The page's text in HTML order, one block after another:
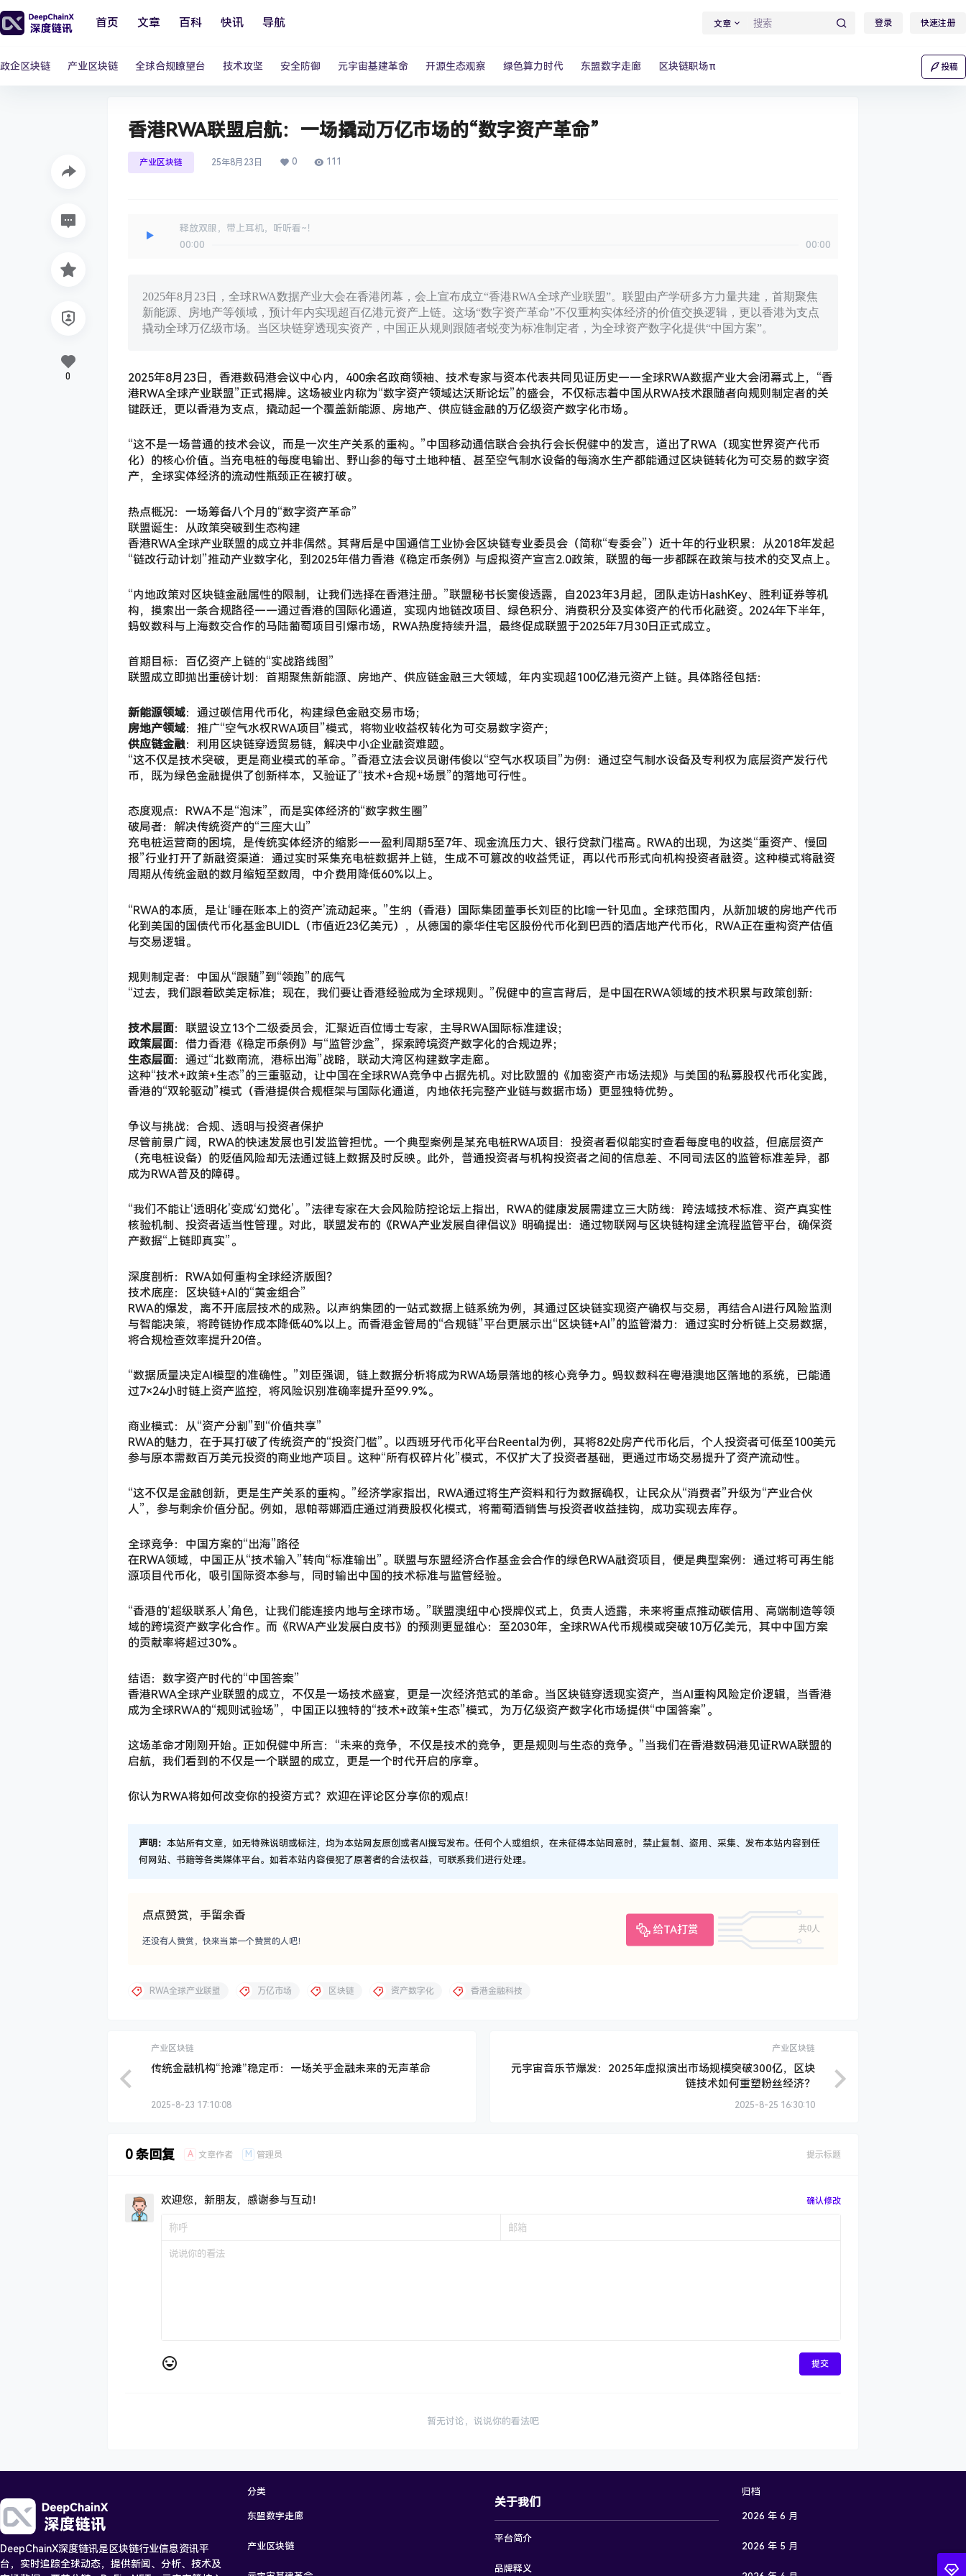
首页 文章 百科 快讯 导航 文章 登录 快速注册
政企区块链 产业区块链 全球合规瞭望台 技术攻坚 安全防御 元宇宙基建革命 开源生态观察 绿色算力时代 东盟数字走廊 区块链职场π 投稿
香港RWA联盟启航：一场撬动万亿市场的“数字资产革命”
产业区块链 25年8月23日 0 111
释放双眼，带上耳机，听听看~！
00:00
00:00
2025年8月23日，全球RWA数据产业大会在香港闭幕，会上宣布成立“香港RWA全球产业联盟”。联盟由产学研多方力量共建，首期聚焦
新能源、房地产等领域，预计年内实现超百亿港元资产上链。这场“数字资产革命”不仅重构实体经济的价值交换逻辑，更以香港为支点
撬动全球万亿级市场。当区块链穿透现实资产，中国正从规则跟随者蜕变为标准制定者，为全球资产数字化提供“中国方案”。
2025年8月23日，香港数码港会议中心内，400余名政商领袖、技术专家与资本代表共同见证历史——全球RWA数据产业大会闭幕式上，“香
港RWA全球产业联盟”正式揭牌。这场被业内称为“数字资产领域达沃斯论坛”的盛会，不仅标志着中国从RWA技术跟随者向规则制定者的关
键跃迁，更以香港为支点，撬动起一个覆盖新能源、房地产、供应链金融的万亿级资产数字化市场。
“这不是一场普通的技术会议，而是一次生产关系的重构。”中国移动通信联合会执行会长倪健中的发言，道出了RWA（现实世界资产代币
化）的核心价值。当充电桩的每度电输出、野山参的每寸土地种植、甚至空气制水设备的每滴水生产都能通过区块链转化为可交易的数字资
产，全球实体经济的流动性瓶颈正在被打破。
热点概况：一场筹备八个月的“数字资产革命”
联盟诞生：从政策突破到生态构建
香港RWA全球产业联盟的成立并非偶然。其背后是中国通信工业协会区块链专业委员会（简称“专委会”）近十年的行业积累：从2018年发起
“链改行动计划”推动产业数字化，到2025年借力香港《稳定币条例》与虚拟资产宣言2.0政策，联盟的每一步都踩在政策与技术的交叉点上。
“内地政策对区块链金融属性的限制，让我们选择在香港注册。”联盟秘书长窦俊透露，自2023年3月起，团队走访HashKey、胜利证券等机
构，摸索出一条合规路径——通过香港的国际化通道，实现内地链改项目、绿色积分、消费积分及实体资产的代币化融资。2024年下半年，
蚂蚁数科与上海数交合作的马陆葡萄项目引爆市场，RWA热度持续升温，最终促成联盟于2025年7月30日正式成立。
首期目标：百亿资产上链的“实战路线图”
联盟成立即抛出重磅计划：首期聚焦新能源、房地产、供应链金融三大领域，年内实现超100亿港元资产上链。具体路径包括：
新能源领域：通过碳信用代币化，构建绿色金融交易市场；
房地产领域：推广“空气水权RWA项目”模式，将物业收益权转化为可交易数字资产；
供应链金融：利用区块链穿透贸易链，解决中小企业融资难题。
“这不仅是技术突破，更是商业模式的革命。”香港立法会议员谢伟俊以“空气水权项目”为例：通过空气制水设备及专利权为底层资产发行代
币，既为绿色金融提供了创新样本，又验证了“技术+合规+场景”的落地可行性。
态度观点：RWA不是“泡沫”，而是实体经济的“数字救生圈”
破局者：解决传统资产的“三座大山”
充电桩运营商的困境，是传统实体经济的缩影——盈利周期5至7年、现金流压力大、银行贷款门槛高。RWA的出现，为这类“重资产、慢回
报”行业打开了新融资渠道：通过实时采集充电桩数据并上链，生成不可篡改的收益凭证，再以代币形式向机构投资者融资。这种模式将融资
周期从传统金融的数月缩短至数周，中介费用降低60%以上。
“RWA的本质，是让‘睡在账本上的资产’流动起来。”生纳（香港）国际集团董事长刘臣的比喻一针见血。全球范围内，从新加坡的房地产代币
化到美国的国债代币化基金BUIDL（市值近23亿美元），从德国的豪华住宅区股份代币化到巴西的酒店地产代币化，RWA正在重构资产估值
与交易逻辑。
规则制定者：中国从“跟随”到“领跑”的底气
“过去，我们跟着欧美定标准；现在，我们要让香港经验成为全球规则。”倪健中的宣言背后，是中国在RWA领域的技术积累与政策创新：
技术层面：联盟设立13个二级委员会，汇聚近百位博士专家，主导RWA国际标准建设；
政策层面：借力香港《稳定币条例》与“监管沙盒”，探索跨境资产数字化的合规边界；
生态层面：通过“北数南流，港标出海”战略，联动大湾区构建数字走廊。
这种“技术+政策+生态”的三重驱动，让中国在全球RWA竞争中占据先机。对比欧盟的《加密资产市场法规》与美国的私募股权代币化实践，
香港的“双轮驱动”模式（香港提供合规框架与国际化通道，内地依托完整产业链与数据市场）更显独特优势。
争议与挑战：合规、透明与投资者保护
尽管前景广阔，RWA的快速发展也引发监管担忧。一个典型案例是某充电桩RWA项目：投资者看似能实时查看每度电的收益，但底层资产
（充电桩设备）的贬值风险却无法通过链上数据及时反映。此外，普通投资者与机构投资者之间的信息差、不同司法区的监管标准差异，都
成为RWA普及的障碍。
“我们不能让‘透明化’变成‘幻觉化’。”法律专家在大会风险防控论坛上指出，RWA的健康发展需建立三大防线：跨法域技术标准、资产真实性
核验机制、投资者适当性管理。对此，联盟发布的《RWA产业发展自律倡议》明确提出：通过物联网与区块链构建全流程监管平台，确保资
产数据“上链即真实”。
深度剖析：RWA如何重构全球经济版图？
技术底座：区块链+AI的“黄金组合”
RWA的爆发，离不开底层技术的成熟。以声纳集团的一站式数据上链系统为例，其通过区块链实现资产确权与交易，再结合AI进行风险监测
与智能决策，将跨链协作成本降低40%以上。而香港金管局的“合规链”平台更展示出“区块链+AI”的监管潜力：通过实时分析链上交易数据，
将合规检查效率提升20倍。
“数据质量决定AI模型的准确性。”刘臣强调，链上数据分析将成为RWA场景落地的核心竞争力。蚂蚁数科在粤港澳地区落地的系统，已能通
过7×24小时链上资产监控，将风险识别准确率提升至99.9%。
商业模式：从“资产分割”到“价值共享”
RWA的魅力，在于其打破了传统资产的“投资门槛”。以西班牙代币化平台Reental为例，其将82处房产代币化后，个人投资者可低至100美元
参与原本需数百万美元投资的商业地产项目。这种“所有权碎片化”模式，不仅扩大了投资者基础，更通过市场交易提升了资产流动性。
“这不仅是金融创新，更是生产关系的重构。”经济学家指出，RWA通过将生产资料和行为数据确权，让民众从“消费者”升级为“产业合伙
人”，参与剩余价值分配。例如，思帕蒂娜酒庄通过消费股权化模式，将葡萄酒销售与投资者收益挂钩，成功实现去库存。
全球竞争：中国方案的“出海”路径
在RWA领域，中国正从“技术输入”转向“标准输出”。联盟与东盟经济合作基金会合作的绿色RWA融资项目，便是典型案例：通过将可再生能
源项目代币化，吸引国际资本参与，同时输出中国的技术标准与监管经验。
“香港的‘超级联系人’角色，让我们能连接内地与全球市场。”联盟澳纽中心授牌仪式上，负责人透露，未来将重点推动碳信用、高端制造等领
域的跨境资产数字化合作。而《RWA产业发展白皮书》的预测更显雄心：至2030年，全球RWA代币规模或突破10万亿美元，其中中国方案
的贡献率将超过30%。
结语：数字资产时代的“中国答案”
香港RWA全球产业联盟的成立，不仅是一场技术盛宴，更是一次经济范式的革命。当区块链穿透现实资产，当AI重构风险定价逻辑，当香港
成为全球RWA的“规则试验场”，中国正以独特的“技术+政策+生态”模式，为万亿级资产数字化市场提供“中国答案”。
这场革命才刚刚开始。正如倪健中所言：“未来的竞争，不仅是技术的竞争，更是规则与生态的竞争。”当我们在香港数码港见证RWA联盟的
启航，我们看到的不仅是一个联盟的成立，更是一个时代开启的序章。
你认为RWA将如何改变你的投资方式？欢迎在评论区分享你的观点！
声明： 本站所有文章，如无特殊说明或标注，均为本站网友原创或者AI撰写发布。任何个人或组织，在未征得本站同意时，禁止复制、盗用、采集、发布本站内容到任
何网站、书籍等各类媒体平台。如若本站内容侵犯了原著者的合法权益，可联系我们进行处理。
点点赞赏，手留余香
给TA打赏
共0人
还没有人赞赏，快来当第一个赞赏的人吧！
0
RWA全球产业联盟 万亿市场 区块链 资产数字化 香港金融科技
产业区块链
传统金融机构“抢滩”稳定币：一场关乎金融未来的无声革命
2025-8-23 17:10:08
产业区块链
元宇宙音乐节爆发：2025年虚拟演出市场规模突破300亿，区块
链技术如何重塑粉丝经济？
2025-8-25 16:30:10
0 条回复 A 文章作者 M 管理员 提示标题
欢迎您，新朋友，感谢参与互动！ 确认修改
提交
暂无讨论，说说你的看法吧
DeepChainX深度链讯是区块链行业信息资讯平
台，实时追踪全球动态，提供新闻、分析、技术及
分类
东盟数字走廊
产业区块链
关于我们
平台简介
品牌释义
归档
2026 年 6 月
2026 年 5 月